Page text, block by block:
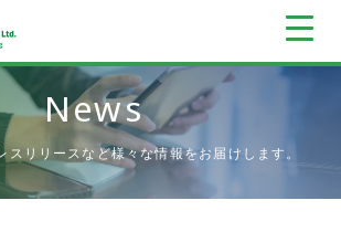
News
リリースなど様々な情報をお届けします。